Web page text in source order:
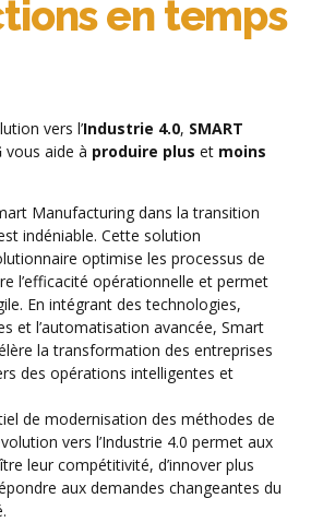
en temps
vers l’Industrie 4.0, SMART
vous aide à produire plus et moins
Manufacturing dans la transition
indéniable. Cette solution
optimise les processus de
l’efficacité opérationnelle et permet
En intégrant des technologies,
et l’automatisation avancée, Smart
la transformation des entreprises
des opérations intelligentes et
de modernisation des méthodes de
vers l’Industrie 4.0 permet aux
leur compétitivité, d’innover plus
aux demandes changeantes du